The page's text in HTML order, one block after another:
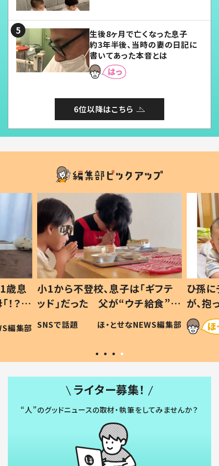
生後8ヶ月で亡くなった息子
約3年半後、当時の妻の日記に
書いてあった本音とは
6位以降はこちら
歳息
？」
編集部
小1から不登校、息子は「ギフテ
ッド」だった 父が“ウチ給食”を
作り続ける理由とは #令和の親
#令和の子
SNSで話題 ほ・とせなNEWS編集部
ひ孫
が、
「涙が
い」
ライター募集！
“人”のグッドニュースの取材・執筆をしてみませんか？